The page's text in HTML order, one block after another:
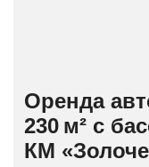
Оренда
230 м² с
КМ